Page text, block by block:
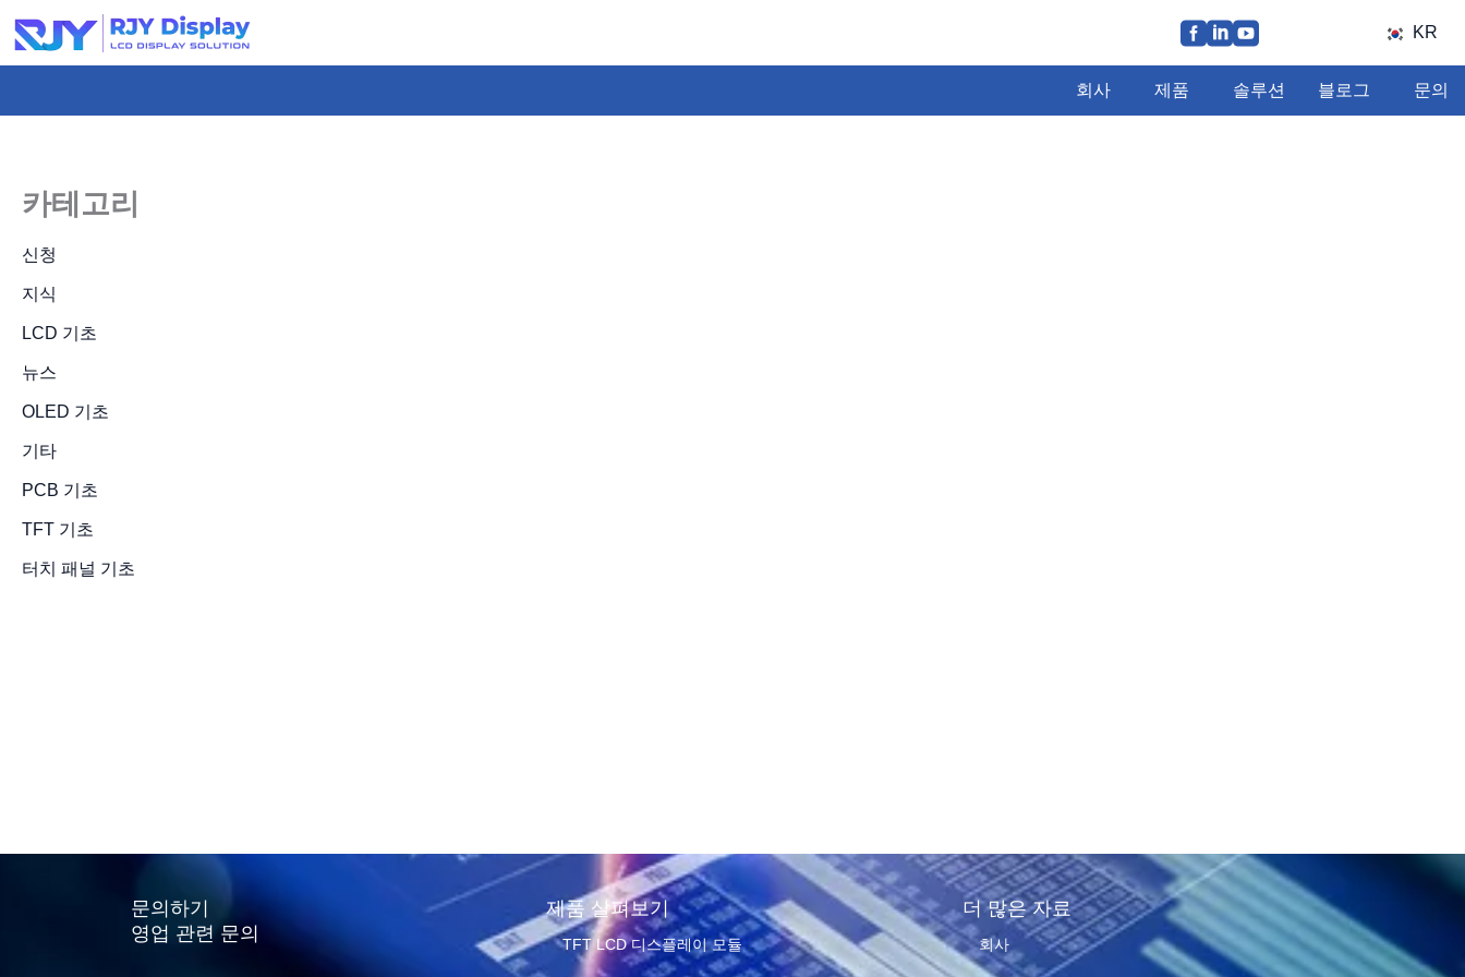
콘
텐
로
KR
회사 제품 솔루션 블로그 문의
카테고리
신청
지식
LCD 기초
뉴스
OLED 기초
기타
PCB 기초
TFT 기초
터치 패널 기초
문의하기
영업 관련 문의
제품 살펴보기
TFT LCD 디스플레이 모듈
더 많은 자료
회사